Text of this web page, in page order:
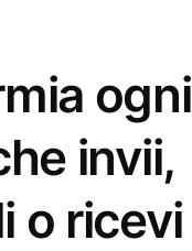
ogni
invii,
o ricevi